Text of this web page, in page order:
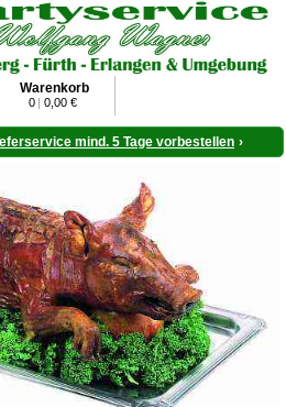
Warenkorb
0 | 0,00 €
mind. 5 Tage vorbestellen ›